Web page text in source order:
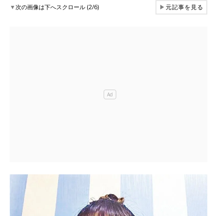
▼次の画像は下へスクロール (2/6) ▶元記事を見る